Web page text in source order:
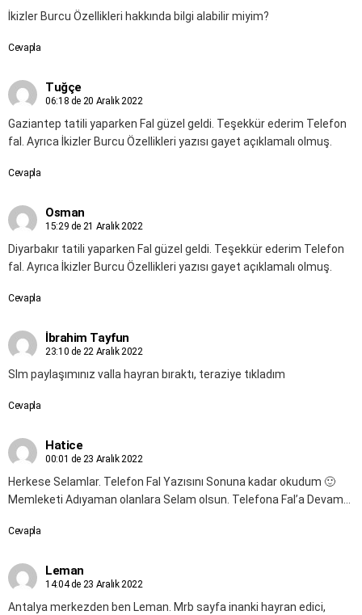
İkizler Burcu Özellikleri hakkında bilgi alabilir miyim?
Cevapla
Tuğçe
06:18 de 20 Aralık 2022
Gaziantep tatili yaparken Fal güzel geldi. Teşekkür ederim Telefon
fal. Ayrıca İkizler Burcu Özellikleri yazısı gayet açıklamalı olmuş.
Cevapla
Osman
15:29 de 21 Aralık 2022
Diyarbakır tatili yaparken Fal güzel geldi. Teşekkür ederim Telefon
fal. Ayrıca İkizler Burcu Özellikleri yazısı gayet açıklamalı olmuş.
Cevapla
İbrahim Tayfun
23:10 de 22 Aralık 2022
Slm paylaşımınız valla hayran bıraktı, teraziye tıkladım
Cevapla
Hatice
00:01 de 23 Aralık 2022
Herkese Selamlar. Telefon Fal Yazısını Sonuna kadar okudum 🙂
Memleketi Adıyaman olanlara Selam olsun. Telefona Fal’a Devam…
Cevapla
Leman
14:04 de 23 Aralık 2022
Antalya merkezden ben Leman. Mrb sayfa inanki hayran edici,